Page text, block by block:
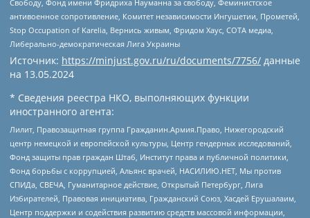
Свободу, Фонд имени Фридриха Науманна за свободу, Феминистское
антивоенное сопротивление, Комитет независимости Ингушетии, Прометей,
Stop Occupation of Karelia, Вернись живым, Фридом Хаус, СОТА медиа,
Либерально-демократическая Лига Украины
Источник: https://minjust.gov.ru/ru/documents/7756/ данные
на 13.05.2024
* Сведения реестра НКО, выполняющих функции
иностранного агента:
Лилит, Правозащитная группа Гражданин.Армия.Право, Нижегородский
центр немецкой и европейской культуры, Центр гендерных исследований,
Фонд защиты прав граждан Штаб, Институт права и публичной политики,
Фонд борьбы с коррупцией, Альянс врачей, НАСИЛИЮ.НЕТ, Мы против
СПИДа, СВЕЧА, Гуманитарное действие, Открытый Петербург, Лига
Избирателей, Правовая инициатива, Гражданский Союз, Хасдей Ерушалаим,
Центр поддержки и содействия развитию средств массовой информации,